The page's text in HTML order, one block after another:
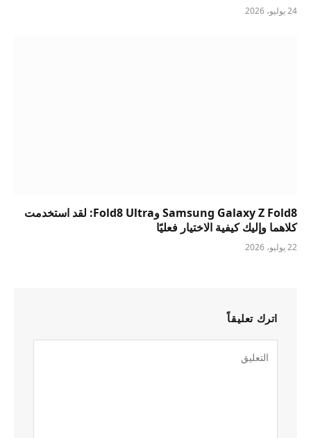
24 يوليو، 2026
Samsung Galaxy Z Fold8 وFold8 Ultra: لقد استخدمت
كلاهما وإليك كيفية الاختيار فعليًا
22 يوليو، 2026
اترك تعليقاً